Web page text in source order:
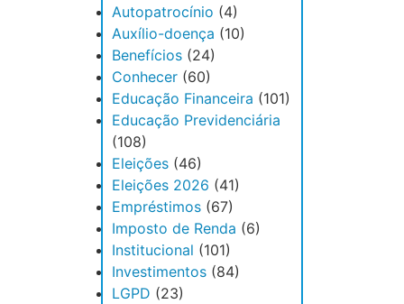
Autopatrocínio (4)
Auxílio-doença (10)
Benefícios (24)
Conhecer (60)
Educação Financeira (101)
Educação Previdenciária
(108)
Eleições (46)
Eleições 2026 (41)
Empréstimos (67)
Imposto de Renda (6)
Institucional (101)
Investimentos (84)
LGPD (23)